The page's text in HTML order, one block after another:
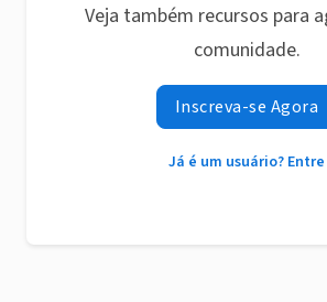
Veja também recursos para
comunidade.
Inscreva-se Agora
Já é um usuário? Entre